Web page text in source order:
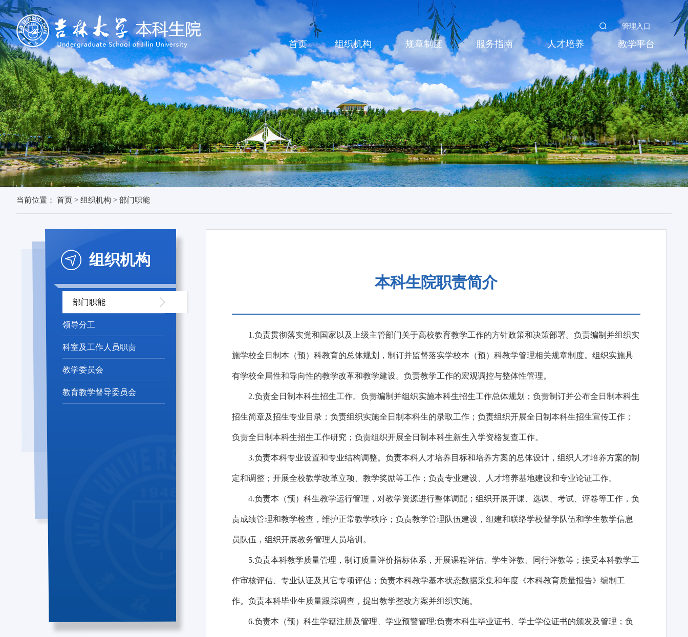
管理入口
首页 组织机构 规章制度 服务指南 人才培养 教学平台
当前位置： 首页 > 组织机构 > 部门职能
组织机构
部门职能
领导分工
科室及工作人员职责
教学委员会
教育教学督导委员会
本科生院职责简介
1.负责贯彻落实党和国家以及上级主管部门关于高校教育教学工作的方针政策和决策部署。负责编制并组织实
施学校全日制本（预）科教育的总体规划，制订并监督落实学校本（预）科教学管理相关规章制度。组织实施具
有学校全局性和导向性的教学改革和教学建设。负责教学工作的宏观调控与整体性管理。
2.负责全日制本科生招生工作。负责编制并组织实施本科生招生工作总体规划；负责制订并公布全日制本科生
招生简章及招生专业目录；负责组织实施全日制本科生的录取工作；负责组织开展全日制本科生招生宣传工作；
负责全日制本科生招生工作研究；负责组织开展全日制本科生新生入学资格复查工作。
3.负责本科专业设置和专业结构调整。负责本科人才培养目标和培养方案的总体设计，组织人才培养方案的制
定和调整；开展全校教学改革立项、教学奖励等工作；负责专业建设、人才培养基地建设和专业论证工作。
4.负责本（预）科生教学运行管理，对教学资源进行整体调配；组织开展开课、选课、考试、评卷等工作，负
责成绩管理和教学检查，维护正常教学秩序；负责教学管理队伍建设，组建和联络学校督学队伍和学生教学信息
员队伍，组织开展教务管理人员培训。
5.负责本科教学质量管理，制订质量评价指标体系，开展课程评估、学生评教、同行评教等；接受本科教学工
作审核评估、专业认证及其它专项评估；负责本科教学基本状态数据采集和年度《本科教育质量报告》编制工
作。负责本科毕业生质量跟踪调查，提出教学整改方案并组织实施。
6.负责本（预）科生学籍注册及管理、学业预警管理;负责本科生毕业证书、学士学位证书的颁发及管理；负